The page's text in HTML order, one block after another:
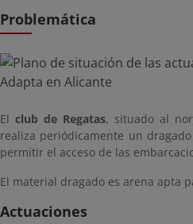
Problemática
El club de Regatas, situado al
realiza periódicamente un
permitir el acceso de las
El material dragado es arena apta
Actuaciones